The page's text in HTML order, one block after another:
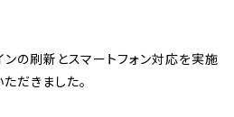
の刷新とスマートフォン対応を実施
だきました。